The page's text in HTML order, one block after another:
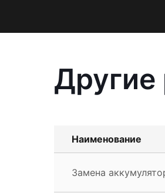
Другие
Наименование
Замена